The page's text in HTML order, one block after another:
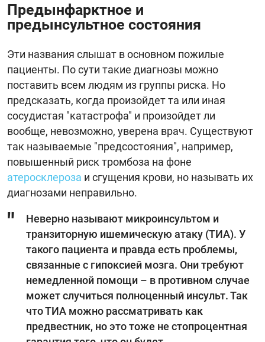
Предынфарктное и
предынсультное состояния
Эти названия слышат в основном пожилые
пациенты. По сути такие диагнозы можно
поставить всем людям из группы риска. Но
предсказать, когда произойдет та или иная
сосудистая "катастрофа" и произойдет ли
вообще, невозможно, уверена врач. Существуют
так называемые "предсостояния", например,
повышенный риск тромбоза на фоне
атеросклероза и сгущения крови, но называть их
диагнозами неправильно.
Неверно называют микроинсультом и
транзиторную ишемическую атаку (ТИА). У
такого пациента и правда есть проблемы,
связанные с гипоксией мозга. Они требуют
немедленной помощи – в противном случае
может случиться полноценный инсульт. Так
что ТИА можно рассматривать как
предвестник, но это тоже не стопроцентная